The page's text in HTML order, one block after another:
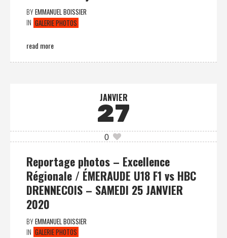
BYEMMANUEL BOISSIER
IN GALERIE PHOTOS
read more
JANVIER
27
0
Reportage photos – Excellence
Régionale / ÉMERAUDE U18 F1 vs HBC
DRENNECOIS – SAMEDI 25 JANVIER
2020
BYEMMANUEL BOISSIER
IN GALERIE PHOTOS